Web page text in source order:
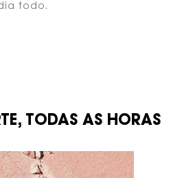
todo.
TODAS AS HORAS